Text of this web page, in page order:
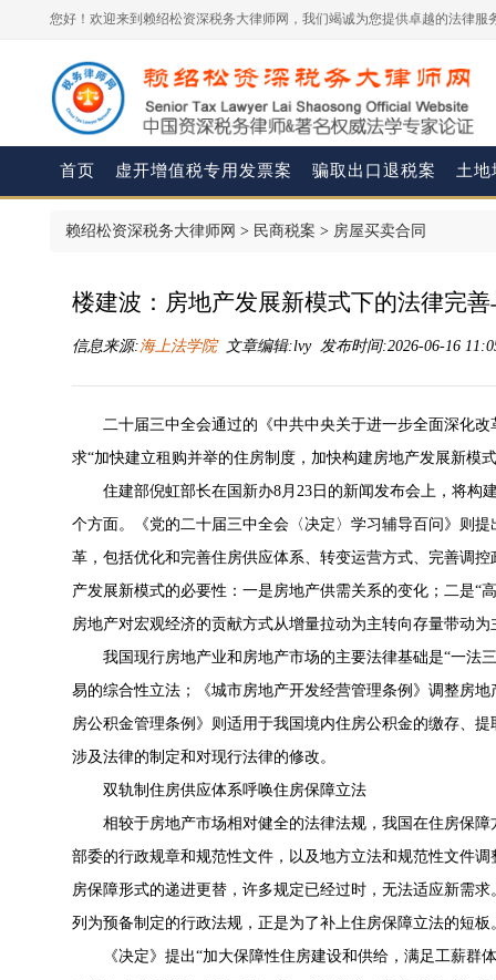
您好！欢迎来到赖绍松资深税务大律师网，我们竭诚为您提供卓越的法律服
首页 虚开增值税专用发票案 骗取出口退税案 土地
赖绍松资深税务大律师网 > 民商税案 > 房屋买卖合同
楼建波：房地产发展新模式下的法律完
信息来源:海上法学院文章编辑:lvy 发布时间:2026-06-16
二十届三中全会通过的《中共中央关于进一步全面深化
求“加快建立租购并举的住房制度，加快构建房地产发展新模
住建部倪虹部长在国新办8月23日的新闻发布会上，将构
个方面。《党的二十届三中全会〈决定〉学习辅导百问》则
革，包括优化和完善住房供应体系、转变运营方式、完善调
产发展新模式的必要性：一是房地产供需关系的变化；二是“
房地产对宏观经济的贡献方式从增量拉动为主转向存量带动
我国现行房地产业和房地产市场的主要法律基础是“一法
易的综合性立法；《城市房地产开发经营管理条例》调整房
房公积金管理条例》则适用于我国境内住房公积金的缴存、
涉及法律的制定和对现行法律的修改。
双轨制住房供应体系呼唤住房保障立法
相较于房地产市场相对健全的法律法规，我国在住房保
部委的行政规章和规范性文件，以及地方立法和规范性文件
房保障形式的递进更替，许多规定已经过时，无法适应新需
列为预备制定的行政法规，正是为了补上住房保障立法的短板
《决定》提出“加大保障性住房建设和供给，满足工薪